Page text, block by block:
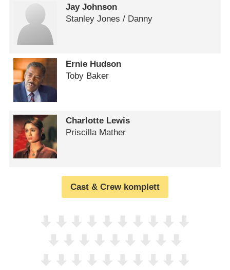
Jay Johnson
Stanley Jones /​ Danny
Ernie Hudson
Toby Baker
Charlotte Lewis
Priscilla Mather
Cast & Crew komplett